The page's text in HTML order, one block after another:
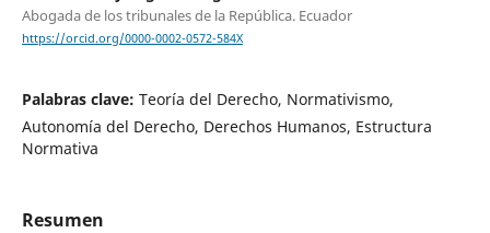
Abogada de los tribunales de la República. Ecuador
https://orcid.org/0000-0002-0572-584X
Palabras clave: Teoría del Derecho, Normativismo,
Autonomía del Derecho, Derechos Humanos, Estructura
Normativa
Resumen